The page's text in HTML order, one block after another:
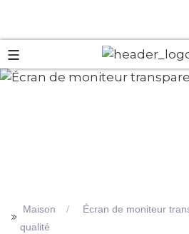
>>
Maison
Écran de moniteur
qualité